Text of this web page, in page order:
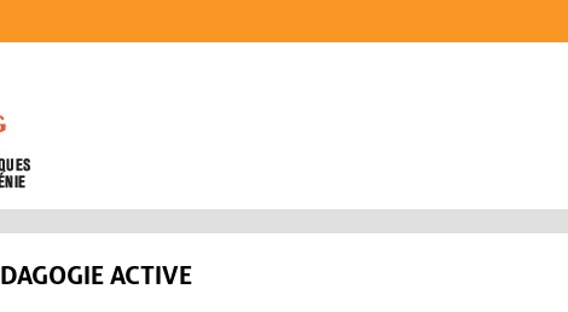
ACTIVE